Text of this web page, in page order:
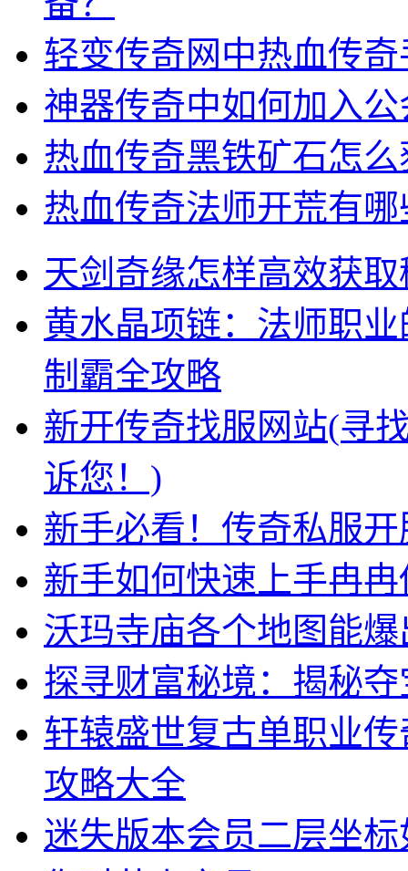
轻变传奇网中热血传
神器传奇中如何加入公
热血传奇黑铁矿石怎
热血传奇法师开荒有
天剑奇缘怎样高效获
黄水晶项链：法师职
制霸全攻略
新开传奇找服网站(寻
诉您！)
新手必看！传奇私服
新手如何快速上手冉
沃玛寺庙各个地图能
探寻财富秘境：揭秘
轩辕盛世复古单职业
攻略大全
迷失版本会员二层坐